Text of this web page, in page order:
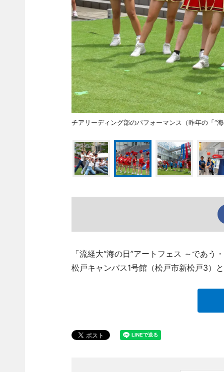
チアリーディング部のパフォーマンス（昨年の「“
「流経大“海の日”アートフェス ～であ
松戸キャンパス1号館（松戸市新松戸3）